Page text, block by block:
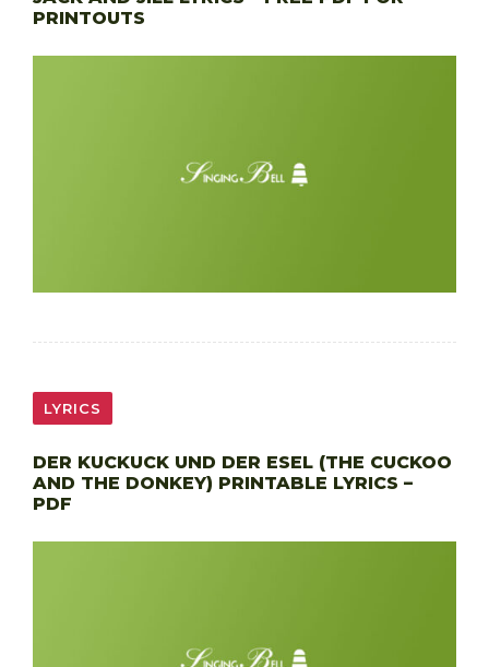
PRINTOUTS
LYRICS
DER KUCKUCK UND DER ESEL (THE CUCKOO
AND THE DONKEY) PRINTABLE LYRICS –
PDF